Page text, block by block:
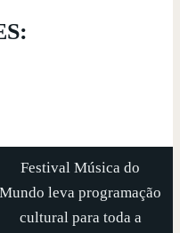
Festival Música do
Mundo leva programação
cultural para toda a